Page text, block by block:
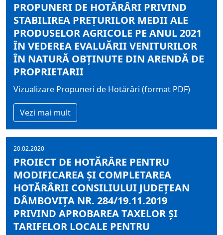
PROPUNERI DE HOTĂRÂRI PRIVIND
STABILIREA PREŢURILOR MEDII ALE
PRODUSELOR AGRICOLE PE ANUL 2021
ÎN VEDEREA EVALUĂRII VENITURILOR
ÎN NATURĂ OBŢINUTE DIN ARENDĂ DE
PROPRIETARII
Vizualizare Propuneri de Hotărâri (format PDF)
Vezi mai mult
20.02.2020
PROIECT DE HOTĂRÂRE PENTRU
MODIFICAREA ȘI COMPLETAREA
HOTĂRÂRII CONSILIULUI JUDEȚEAN
DÂMBOVIȚA NR. 284/19.11.2019
PRIVIND APROBAREA TAXELOR ŞI
TARIFELOR LOCALE PENTRU